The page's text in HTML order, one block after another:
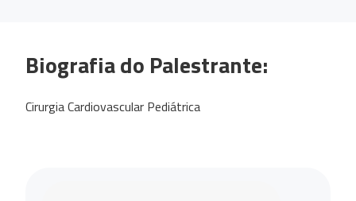
Biografia do Palestrante:
Cirurgia Cardiovascular Pediátrica